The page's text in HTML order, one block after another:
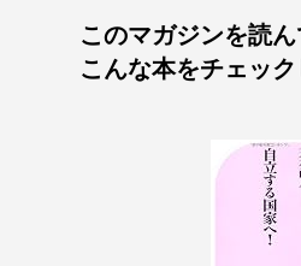
このマガジンを読
こんな本をチェッ